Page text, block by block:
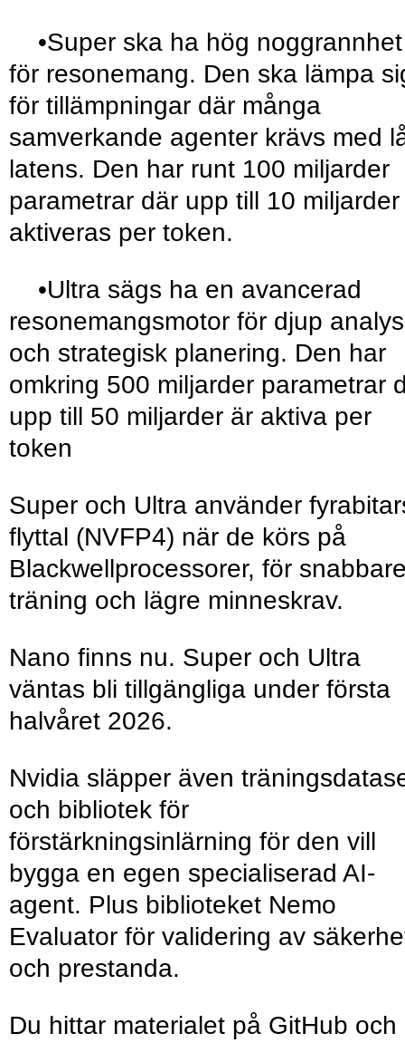
•Super ska ha hög noggrannhet
för resonemang. Den ska lämpa
för tillämpningar där många
samverkande agenter krävs med
latens. Den har runt 100 miljarder
parametrar där upp till 10 miljarder
aktiveras per token.
•Ultra sägs ha en avancerad
resonemangsmotor för djup analys
och strategisk planering. Den har
omkring 500 miljarder parametrar
upp till 50 miljarder är aktiva per
token
Super och Ultra använder
flyttal (NVFP4) när de körs på
Blackwellprocessorer, för
träning och lägre minneskrav.
Nano finns nu. Super och Ultra
väntas bli tillgängliga under första
halvåret 2026.
Nvidia släpper även
och bibliotek för
förstärkningsinlärning för den vill
bygga en egen specialiserad AI-
agent. Plus biblioteket Nemo
Evaluator för validering av
och prestanda.
Du hittar materialet på GitHub och